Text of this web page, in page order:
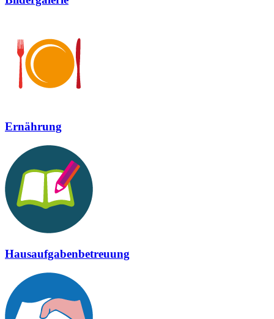
Ernährung
Hausaufgabenbetreuung